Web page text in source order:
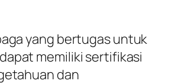
yang bertugas untuk
memiliki sertifikasi
dan